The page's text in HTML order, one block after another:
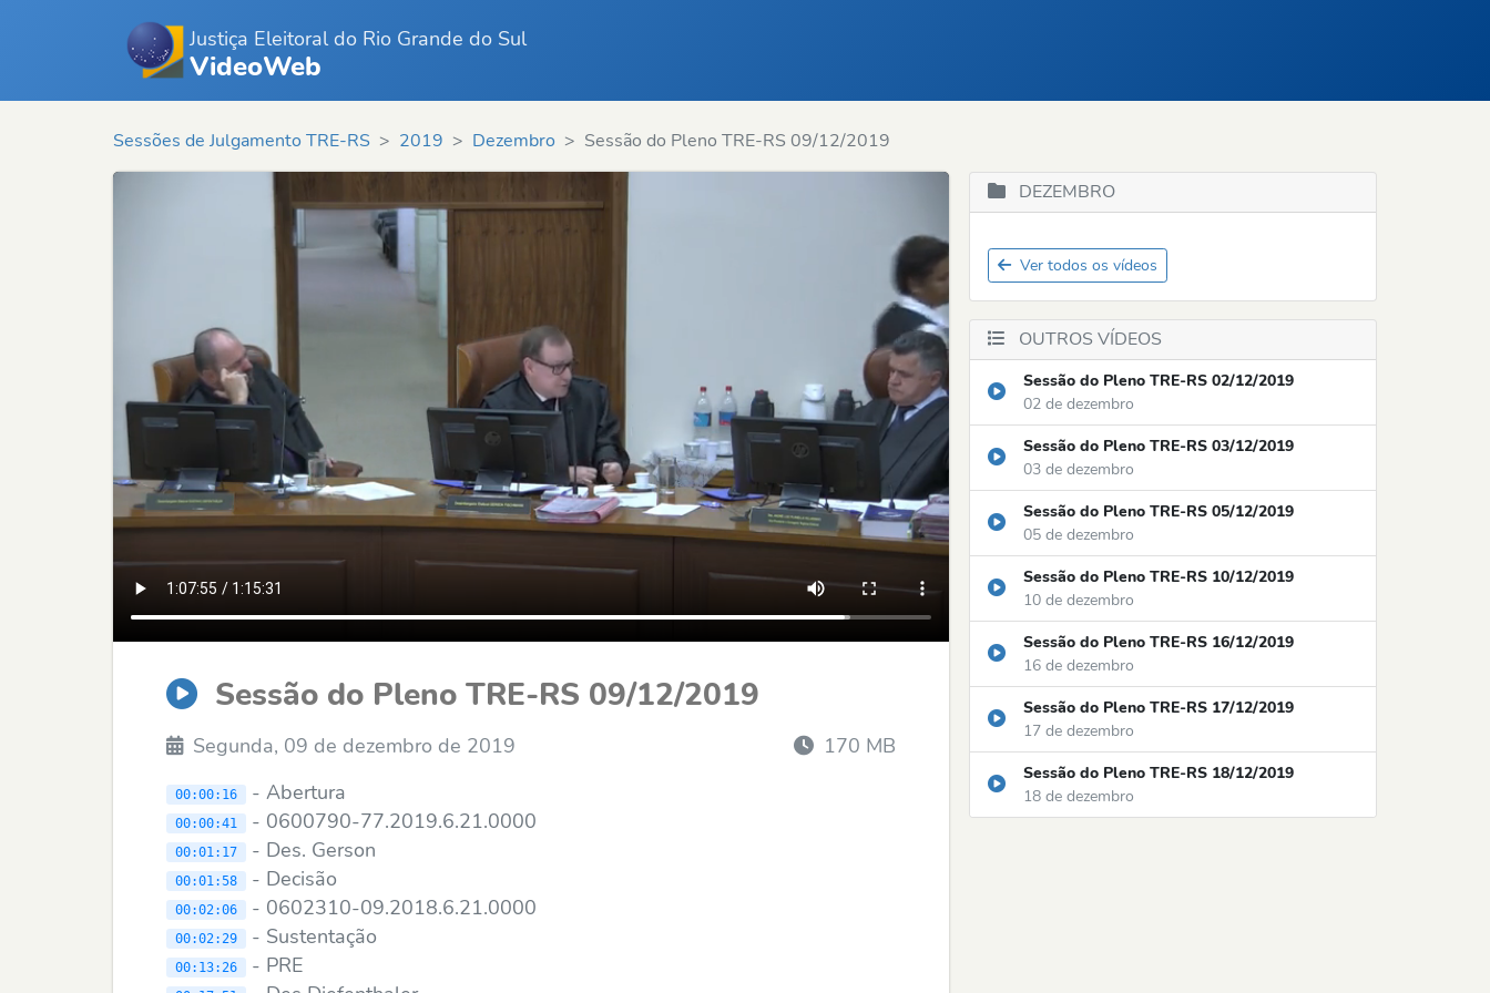
Justiça Eleitoral do Rio Grande do Sul
VideoWeb
Sessões de Julgamento TRE-RS 2019 Dezembro Sessão do Pleno TRE-RS 09/12/2019
Sessão do Pleno TRE-RS 09/12/2019
Segunda, 09 de dezembro de 2019 170 MB
00:00:16 - Abertura
00:00:41 - 0600790-77.2019.6.21.0000
00:01:17 - Des. Gerson
00:01:58 - Decisão
00:02:06 - 0602310-09.2018.6.21.0000
00:02:29 - Sustentação
00:13:26 - PRE
DEZEMBRO
Ver todos os vídeos
OUTROS VÍDEOS
Sessão do Pleno TRE-RS 02/12/2019
02 de dezembro
Sessão do Pleno TRE-RS 03/12/2019
03 de dezembro
Sessão do Pleno TRE-RS 05/12/2019
05 de dezembro
Sessão do Pleno TRE-RS 10/12/2019
10 de dezembro
Sessão do Pleno TRE-RS 16/12/2019
16 de dezembro
Sessão do Pleno TRE-RS 17/12/2019
17 de dezembro
Sessão do Pleno TRE-RS 18/12/2019
18 de dezembro